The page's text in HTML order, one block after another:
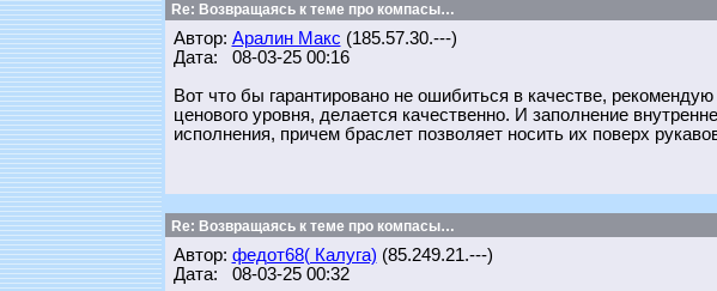
Re: Возвращаясь к теме про компасы…
Автор: Аралин Макс (185.57.30.---)
Дата: 08-03-25 00:16
Вот что бы гарантировано не ошибиться в качестве,
ценового уровня, делается качественно. И заполнение
исполнения, причем браслет позволяет носить их поверх
Re: Возвращаясь к теме про компасы…
Автор: федот68( Калуга) (85.249.21.---)
Дата: 08-03-25 00:32